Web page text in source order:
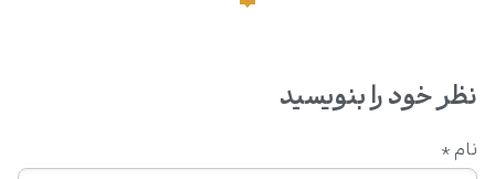
نظر خود را بنویسید
نام *